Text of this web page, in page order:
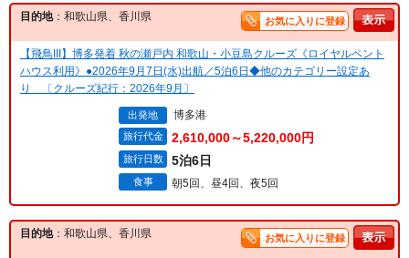
目的地：和歌山県、香川県 お気に入りに登録
【飛鳥III】博多発着 秋の瀬戸内 和歌山・小豆島クルーズ《ロイヤルペント
ハウス利用》●2026年9月7日(水)出航／5泊6日◆他のカテゴリー設定あ
り 〔クルーズ紀行：2026年9月〕
出発地 博多港
旅行代金 2,610,000～5,220,000円
旅行日数 5泊6日
食事 朝5回、昼4回、夜5回
目的地：和歌山県、香川県 お気に入りに登録